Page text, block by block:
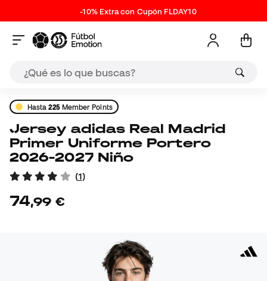
-10% Extra con Cupón FLDAY10
Hasta225Member Points
Jersey adidas Real Madrid
Primer Uniforme Portero
2026-2027 Niño
(1)
74,99 €